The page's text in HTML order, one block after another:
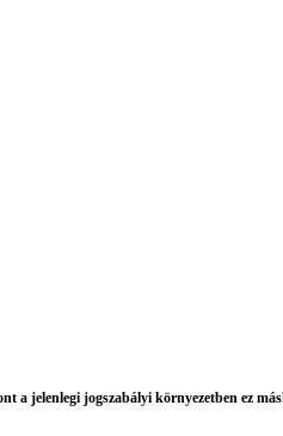
a jelenlegi jogszabályi környezetben ez